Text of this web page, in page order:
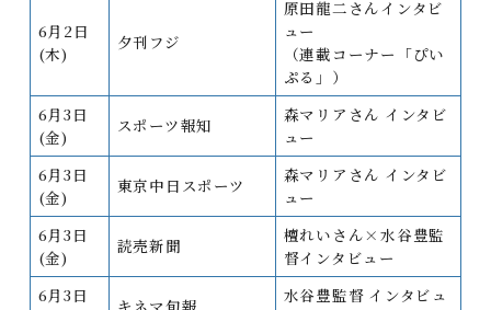
6月2日
(木)
夕刊フジ
原田龍二さんインタビ
ュー
（連載コーナー「ぴい
ぷる」）
6月3日
(金)
スポーツ報知
森マリアさん インタビ
ュー
6月3日
(金)
東京中日スポーツ
森マリアさん インタビ
ュー
6月3日
(金)
読売新聞
檀れいさん×水谷豊監
督インタビュー
6月3日
キネマ旬報
水谷豊監督 インタビュ